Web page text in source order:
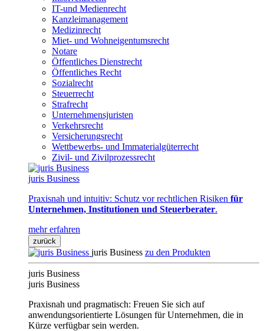
IT-und Medienrecht
Kanzleimanagement
Medizinrecht
Miet- und Wohneigentumsrecht
Notare
Öffentliches Dienstrecht
Öffentliches Recht
Sozialrecht
Steuerrecht
Strafrecht
Unternehmensjuristen
Verkehrsrecht
Versicherungsrecht
Wettbewerbs- und Immaterialgüterrecht
Zivil- und Zivilprozessrecht
juris Business
Praxisnah und intuitiv: Schutz vor rechtlichen Risiken für
Unternehmen, Institutionen und Steuerberater.
mehr erfahren
zurück
juris Business zu den Produkten
juris Business
juris Business
Praxisnah und pragmatisch: Freuen Sie sich auf
anwendungsorientierte Lösungen für Unternehmen, die in
Kürze verfügbar sein werden.